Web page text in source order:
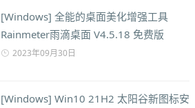
[Windows] 全能的桌面美化增强工具
Rainmeter雨滴桌面 V4.5.18 免费版
2023年09月30日
[Windows] Win10 21H2 太阳谷新图标安